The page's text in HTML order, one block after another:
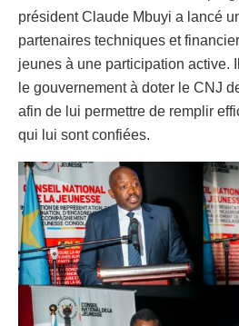
président Claude Mbuyi a lancé
partenaires techniques et
jeunes à une participation active.
le gouvernement à doter le CNJ
afin de lui permettre de remplir
qui lui sont confiées.